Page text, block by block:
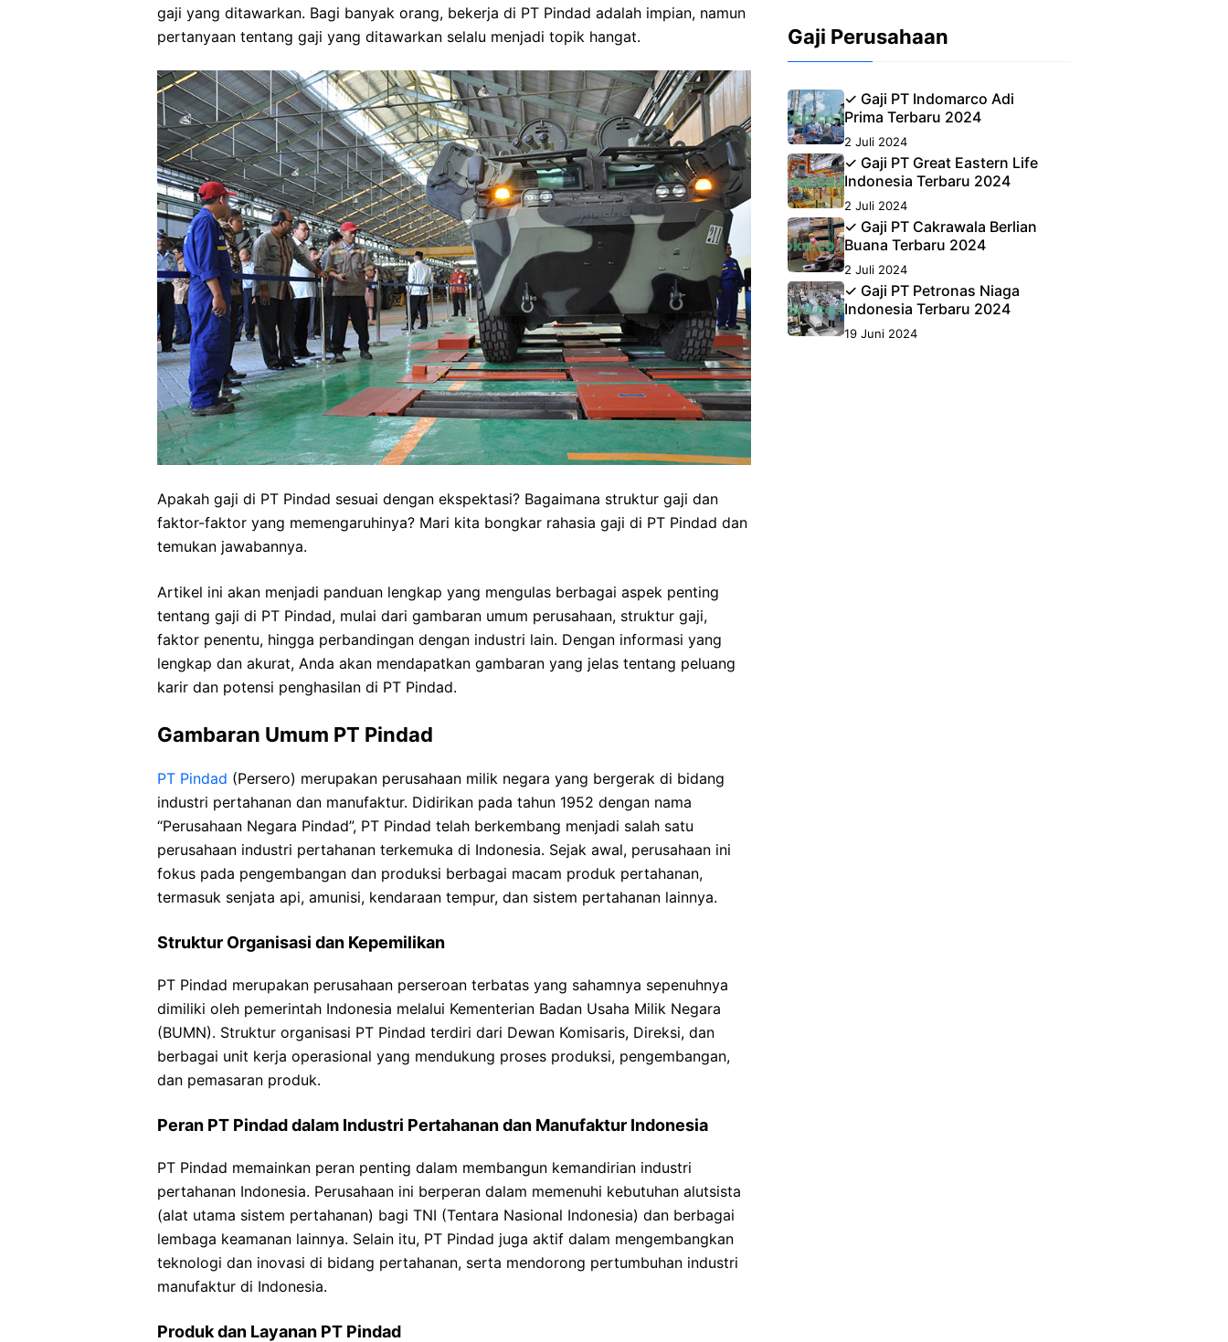
gaji yang ditawarkan. Bagi banyak orang, bekerja di PT Pindad adalah impian, namun
pertanyaan tentang gaji yang ditawarkan selalu menjadi topik hangat.
Apakah gaji di PT Pindad sesuai dengan ekspektasi? Bagaimana struktur gaji dan
faktor-faktor yang memengaruhinya? Mari kita bongkar rahasia gaji di PT Pindad dan
temukan jawabannya.
Artikel ini akan menjadi panduan lengkap yang mengulas berbagai aspek penting
tentang gaji di PT Pindad, mulai dari gambaran umum perusahaan, struktur gaji,
faktor penentu, hingga perbandingan dengan industri lain. Dengan informasi yang
lengkap dan akurat, Anda akan mendapatkan gambaran yang jelas tentang peluang
karir dan potensi penghasilan di PT Pindad.
Gambaran Umum PT Pindad
PT Pindad (Persero) merupakan perusahaan milik negara yang bergerak di bidang
industri pertahanan dan manufaktur. Didirikan pada tahun 1952 dengan nama
“Perusahaan Negara Pindad”, PT Pindad telah berkembang menjadi salah satu
perusahaan industri pertahanan terkemuka di Indonesia. Sejak awal, perusahaan ini
fokus pada pengembangan dan produksi berbagai macam produk pertahanan,
termasuk senjata api, amunisi, kendaraan tempur, dan sistem pertahanan lainnya.
Struktur Organisasi dan Kepemilikan
PT Pindad merupakan perusahaan perseroan terbatas yang sahamnya sepenuhnya
dimiliki oleh pemerintah Indonesia melalui Kementerian Badan Usaha Milik Negara
(BUMN). Struktur organisasi PT Pindad terdiri dari Dewan Komisaris, Direksi, dan
berbagai unit kerja operasional yang mendukung proses produksi, pengembangan,
dan pemasaran produk.
Peran PT Pindad dalam Industri Pertahanan dan Manufaktur Indonesia
PT Pindad memainkan peran penting dalam membangun kemandirian industri
pertahanan Indonesia. Perusahaan ini berperan dalam memenuhi kebutuhan alutsista
(alat utama sistem pertahanan) bagi TNI (Tentara Nasional Indonesia) dan berbagai
lembaga keamanan lainnya. Selain itu, PT Pindad juga aktif dalam mengembangkan
teknologi dan inovasi di bidang pertahanan, serta mendorong pertumbuhan industri
manufaktur di Indonesia.
Produk dan Layanan PT Pindad
Gaji Perusahaan
✓ Gaji PT Indomarco Adi
Prima Terbaru 2024
2 Juli 2024
✓ Gaji PT Great Eastern Life
Indonesia Terbaru 2024
2 Juli 2024
✓ Gaji PT Cakrawala Berlian
Buana Terbaru 2024
2 Juli 2024
✓ Gaji PT Petronas Niaga
Indonesia Terbaru 2024
19 Juni 2024